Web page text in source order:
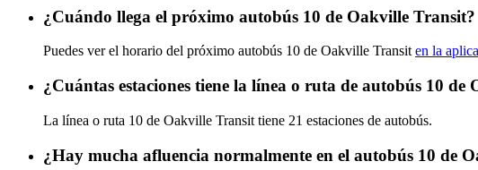
¿Cuándo llega el próximo autobús 10 de Oakville Transit?
Puedes ver el horario del próximo autobús 10 de Oakville Transit en la
¿Cuántas estaciones tiene la línea o ruta de autobús 10 de
La línea o ruta 10 de Oakville Transit tiene 21 estaciones de autobús.
¿Hay mucha afluencia normalmente en el autobús 10 de